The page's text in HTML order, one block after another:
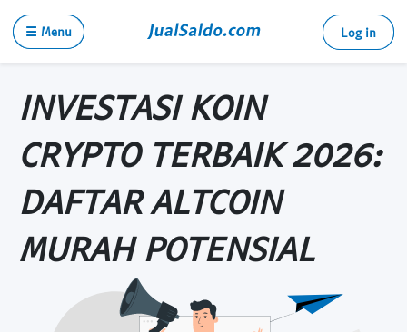
☰ Menu Log in
INVESTASI KOIN
CRYPTO TERBAIK 2026:
DAFTAR ALTCOIN
MURAH POTENSIAL